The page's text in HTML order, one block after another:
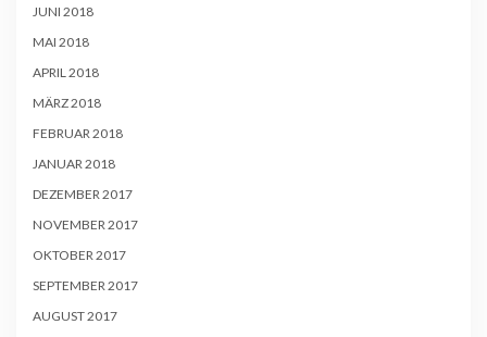
JUNI 2018
MAI 2018
APRIL 2018
MÄRZ 2018
FEBRUAR 2018
JANUAR 2018
DEZEMBER 2017
NOVEMBER 2017
OKTOBER 2017
SEPTEMBER 2017
AUGUST 2017